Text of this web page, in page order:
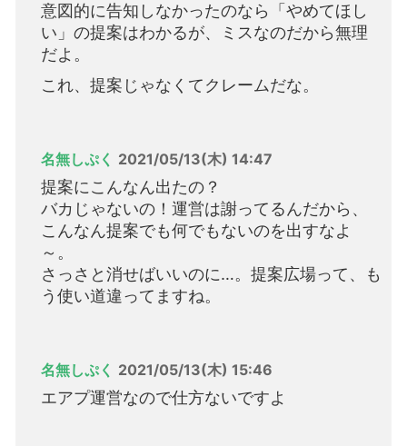
意図的に告知しなかったのなら「やめてほし
い」の提案はわかるが、ミスなのだから無理
だよ。
これ、提案じゃなくてクレームだな。
名無しぷく 2021/05/13(木) 14:47
提案にこんなん出たの？
バカじゃないの！運営は謝ってるんだから、
こんなん提案でも何でもないのを出すなよ
～。
さっさと消せばいいのに…。提案広場って、も
う使い道違ってますね。
名無しぷく 2021/05/13(木) 15:46
エアプ運営なので仕方ないですよ